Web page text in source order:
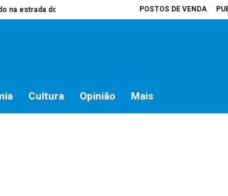
POSTOS DE VENDA
do campo Presidente da Assembleia é que decide o
Cultura Opinião Mais